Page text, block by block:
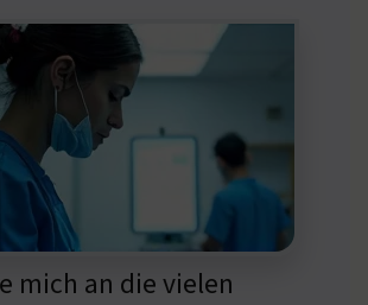
mich an die vielen